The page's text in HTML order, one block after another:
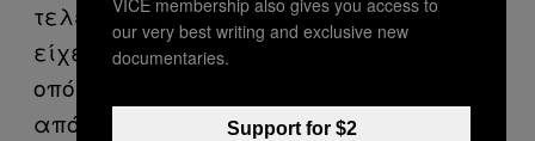
τελευταίες τάξεις του δημοτικού. Αυτός
είχε μείνει δύο χρονιές στην ίδια τάξη,
οπότε ήταν μεγαλύτερος και γενικά,
από τη φύση του, ογκώδης και
our very best writing and exclusive new
documentaries.
Support for $2